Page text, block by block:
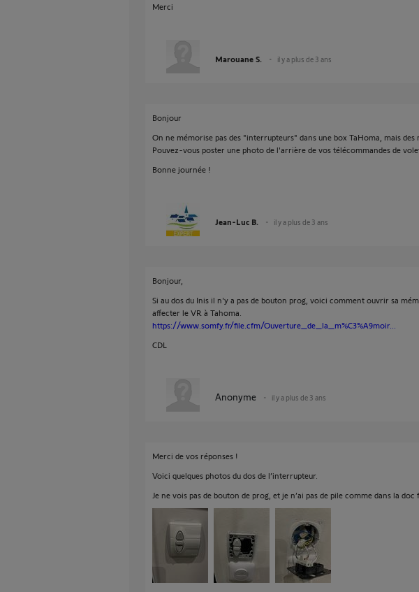
Merci
Marouane S. il y a plus de 3 ans
Bonjour
On ne mémorise pas des "interrupteurs" dans une box TaHoma, mais des
Pouvez-vous poster une photo de l'arrière de vos télécommandes de
Bonne journée !
Jean-Luc B. il y a plus de 3 ans
Bonjour,
Si au dos du Inis il n'y a pas de bouton prog, voici comment ouvrir sa
affecter le VR à Tahoma.
https://www.somfy.fr/file.cfm/Ouverture_de_la_m%C3%A9moir...
CDL
Anonyme il y a plus de 3 ans
Merci de vos réponses !
Voici quelques photos du dos de l’interrupteur.
Je ne vois pas de bouton de prog, et je n’ai pas de pile comme dans la doc